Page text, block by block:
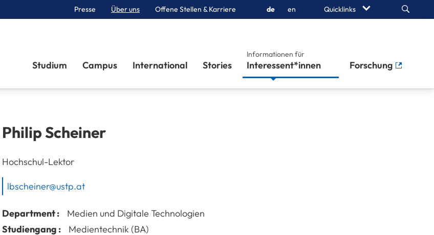
Presse Über uns Offene Stellen & Karriere de en Quicklinks Search
Studium Campus International Stories
Informationen für
Studierende Forschung
PhilipScheiner
Hochschul-Lektor
lbscheiner@ustp.at
Department :
Medien und Digitale Technologien
Studiengang :
Medientechnik (BA)